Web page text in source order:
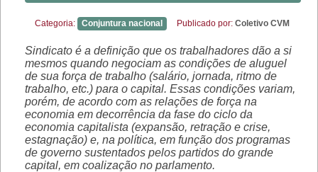
Categoria: Conjuntura nacional Publicado por: Coletivo CVM
Sindicato é a definição que os trabalhadores dão a si
mesmos quando negociam as condições de aluguel
de sua força de trabalho (salário, jornada, ritmo de
trabalho, etc.) para o capital. Essas condições variam,
porém, de acordo com as relações de força na
economia em decorrência da fase do ciclo da
economia capitalista (expansão, retração e crise,
estagnação) e, na política, em função dos programas
de governo sustentados pelos partidos do grande
capital, em coalização no parlamento.